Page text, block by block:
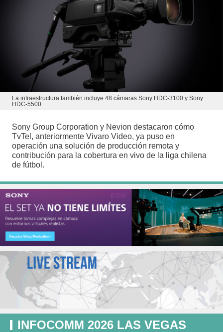
La infraestructura también incluye 48 cámaras Sony HDC-3100 y Sony
HDC-5500
Sony Group Corporation y Nevion destacaron cómo
TvTel, anteriormente Vivaro Video, ya puso en
operación una solución de producción remota y
contribución para la cobertura en vivo de la liga chilena
de fútbol.
INFOCOMM 2026 LAS VEGAS